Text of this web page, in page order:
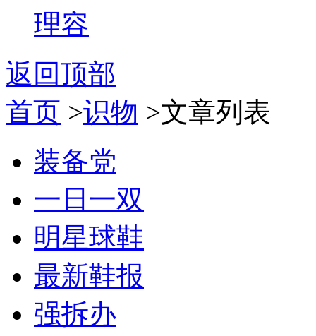
理容
返回顶部
首页 >识物 >文章列表
装备党
一日一双
明星球鞋
最新鞋报
强拆办